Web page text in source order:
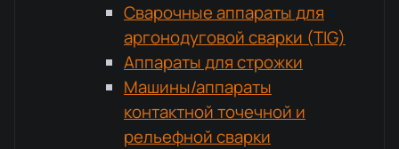
Сварочные аппараты для
аргонодуговой сварки (TIG)
Аппараты для строжки
Машины/аппараты
контактной точечной и
рельефной сварки